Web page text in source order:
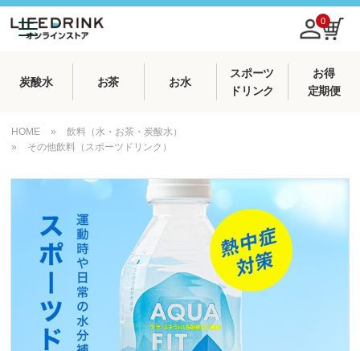
0
炭酸水 お茶 お水
スポーツ
ドリンク
お得
定期便
HOME »
飲料（水・お茶・炭酸水）
»
その他飲料（スポーツドリンク）